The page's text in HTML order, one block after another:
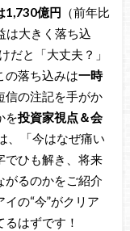
1,730億円 （前年比
は大きく落ち込
だと「大丈夫？」
の落ち込みは一時
信の注記を手がか
を投資家視点＆会
、「今はなぜ痛い
でひも解き、将来
がるのかをご紹介
の“今”がクリア
はずです！